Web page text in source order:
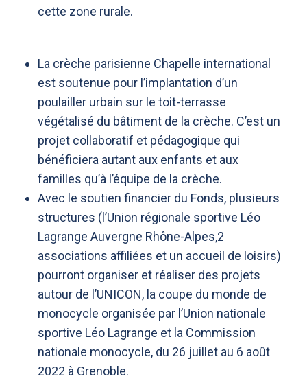
cette zone rurale.
La crèche parisienne Chapelle international
est soutenue pour l’implantation d’un
poulailler urbain sur le toit-terrasse
végétalisé du bâtiment de la crèche. C’est un
projet collaboratif et pédagogique qui
bénéficiera autant aux enfants et aux
familles qu’à l’équipe de la crèche.
Avec le soutien financier du Fonds, plusieurs
structures (l’Union régionale sportive Léo
Lagrange Auvergne Rhône-Alpes,2
associations affiliées et un accueil de loisirs)
pourront organiser et réaliser des projets
autour de l’UNICON, la coupe du monde de
monocycle organisée par l’Union nationale
sportive Léo Lagrange et la Commission
nationale monocycle, du 26 juillet au 6 août
2022 à Grenoble.